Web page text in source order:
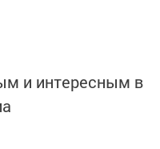
и интересным в